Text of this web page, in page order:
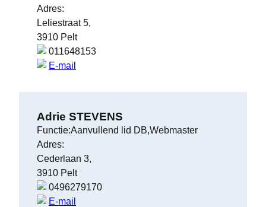
Adres:
Leliestraat 5,
3910 Pelt
011648153
E-mail
Adrie STEVENS
Functie:Aanvullend lid DB,Webmaster
Adres:
Cederlaan 3,
3910 Pelt
0496279170
E-mail